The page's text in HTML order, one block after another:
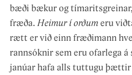
bæði bækur og
fræða. Heimur í orðum eru
rætt er við einn fræðimann
rannsóknir sem eru ofarlega
janúar hafa alls tuttugu þættir